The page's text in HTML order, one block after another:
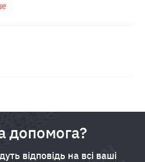
допомога?
відповідь на всі ваші